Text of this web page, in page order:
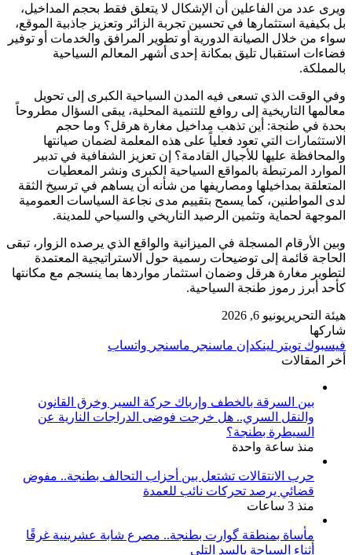
ويرى عدد من الفاعلين أن الإشكال لا يتعلق فقط بحجم المداخيل،
بل بكيفية استثمارها في تحسين تجربة الزائر وتعزيز جاذبية الموقع،
سواء من خلال الصيانة الدورية أو تطوير المرافق والخدمات أو توفير
فضاءات استقبال تليق بمكانة إحدى أشهر المعالم السياحية
بالمملكة.
وفي الوقت الذي تسعى فيه المدن السياحية الكبرى إلى تحويل
معالمها التاريخية إلى روافع للتنمية المحلية، يبقى السؤال مطروحاً
بحدة في طنجة: أين تذهب مداخيل مغارة هرقل؟ وما حجم
الاستثمارات التي تعود فعلياً على هذه المعلمة لضمان صيانتها
والمحافظة عليها للأجيال القادمة؟ إن تعزيز الشفافية في تدبير
الموارد المرتبطة بالمواقع السياحية الكبرى ونشر المعطيات
المتعلقة بمداخيلها ومصاريفها من شأنه أن يساهم في ترسيخ الثقة
لدى المواطنين، كما يسمح بتقييم مدى نجاعة السياسات العمومية
الموجهة لحماية وتثمين الرصيد التاريخي والسياحي للمدينة.
وبين الأرقام المسجلة في الميزانية والواقع الذي يرصده الزوار، تبقى
الحاجة قائمة إلى توضيحات رسمية حول الاستراتيجية المعتمدة
لتطوير مغارة هرقل وضمان استثمار مواردها بما ينسجم مع مكانتها
كأحد أبرز رموز طنجة السياحية.
هيئة التحرير يونيو 6, 2026
شاركها
فيسبوك تويتر لينكدإن ماسنجر ماسنجر واتساب
أخر المقالات
بين السرقة بالخطف وإرباك حركة السير وخرق القانون
والنقل السري.. هل خرجت فوضى الدراجات النارية عن
السيطرة بطنجة؟
منذ ساعة واحدة
حرب الانتقالات تشتعل بين أحزاب التحالف بطنجة.. مفوض
قضائي يرصد تحركات نائب للعمدة
منذ 3 ساعات
مأساة بمنطقة گوارت بطنجة.. مصرع شابة عشرينية غرقًا
أثناء السباحة بالسد التلي